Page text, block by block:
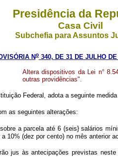
Presidência da
Casa Civil
Subchefia para Assuntos
No340, DE 31 DE JULHO DE
Altera dispositivos da Lei n°
outras providências".
Federal, adota a seguinte
as seguintes alterações:
a parcela até 6 (seis} salários
10% (dez por cento) no mês anterior
jus às antecipações previstas